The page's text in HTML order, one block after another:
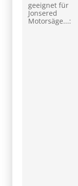
geeignet für
Jonsered
Motorsäge...: